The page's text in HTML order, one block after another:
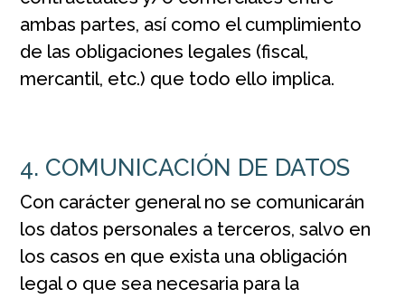
ambas partes, así como el cumplimiento
de las obligaciones legales (fiscal,
mercantil, etc.) que todo ello implica.
4. COMUNICACIÓN DE DATOS
Con carácter general no se comunicarán
los datos personales a terceros, salvo en
los casos en que exista una obligación
legal o que sea necesaria para la